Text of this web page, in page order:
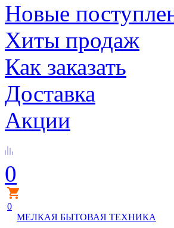
Новые
Хиты продаж
Как заказать
Доставка
Акции
0
0
МЕЛКАЯ БЫТОВАЯ ТЕХНИКА